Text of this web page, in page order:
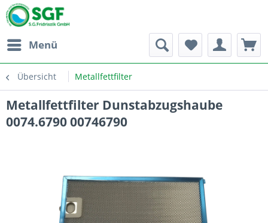
Menü
Übersicht Metallfettfilter
Metallfettfilter Dunstabzugshaube
0074.6790 00746790